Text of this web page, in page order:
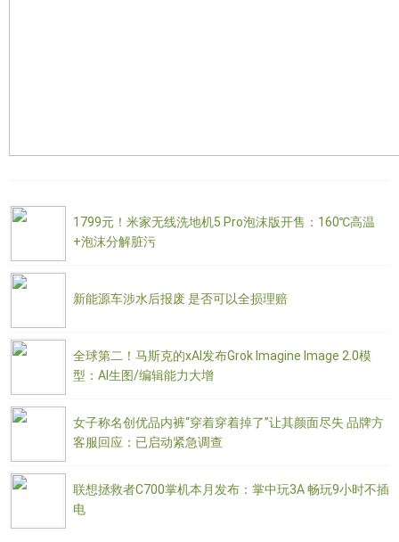
1799元！米家无线洗地机5 Pro泡沫版开售：160℃高温
+泡沫分解脏污
新能源车涉水后报废 是否可以全损理赔
全球第二！马斯克的xAI发布Grok Imagine Image 2.0模
型：AI生图/编辑能力大增
女子称名创优品内裤“穿着穿着掉了”让其颜面尽失 品牌方
客服回应：已启动紧急调查
联想拯救者C700掌机本月发布：掌中玩3A 畅玩9小时不插
电